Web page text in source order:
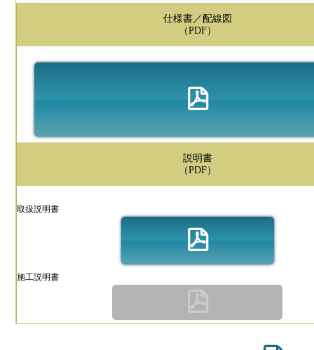
仕様書／配線図
（PDF）
説明書
（PDF）
取扱説明書
施工説明書